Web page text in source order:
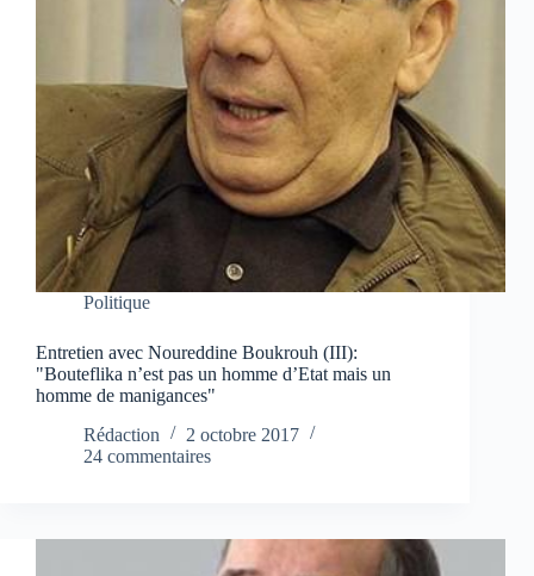
Politique
Entretien avec Noureddine Boukrouh (III):
"Bouteflika n’est pas un homme d’Etat mais un
homme de manigances"
Rédaction
2 octobre 2017
24 commentaires